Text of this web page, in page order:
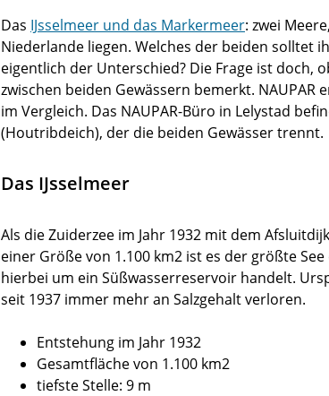
Das IJsselmeer und das Markermeer: zwei
Niederlande liegen. Welches der beiden solltet
eigentlich der Unterschied? Die Frage ist doch,
zwischen beiden Gewässern bemerkt.
im Vergleich. Das NAUPAR-Büro in Lelystad
(Houtribdeich), der die beiden Gewässer trennt.
Das IJsselmeer
Als die Zuiderzee im Jahr 1932 mit dem
einer Größe von 1.100 km2 ist es der größte
hierbei um ein Süßwasserreservoir handelt.
seit 1937 immer mehr an Salzgehalt verloren.
Entstehung im Jahr 1932
Gesamtfläche von 1.100 km2
tiefste Stelle: 9 m